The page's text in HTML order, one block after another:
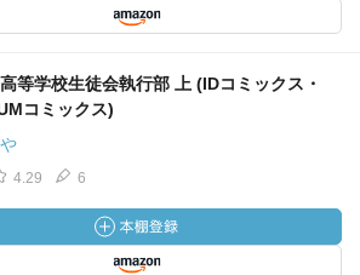
等学校生徒会執行部 上 (IDコミックス・
コミックス)
4.29 6